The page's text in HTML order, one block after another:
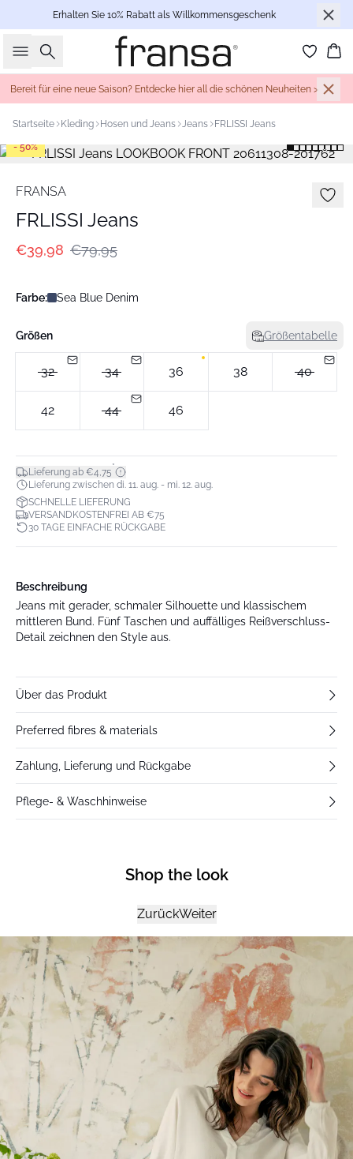
Erhalten Sie 10% Rabatt als Willkommensgeschenk
Suche
Bereit für eine neue Saison? Entdecke hier all die schönen Neuheiten >
Startseite Kleding Hosen und Jeans Jeans FRLISSI Jeans
- 50%
FRANSA
FRLISSI Jeans
€39,98 €79,95
Farbe: Sea Blue Denim
Größen Größentabelle
32 34 36 38 40
42 44 46
Lieferung ab €4,75*
Lieferung zwischen di. 11. aug. - mi. 12. aug.
SCHNELLE LIEFERUNG
VERSANDKOSTENFREI AB €75
30 TAGE EINFACHE RÜCKGABE
Beschreibung
Jeans mit gerader, schmaler Silhouette und klassischem
mittleren Bund. Fünf Taschen und auffälliges Reißverschluss-
Detail zeichnen den Style aus.
Über das Produkt
Preferred fibres & materials
Zahlung, Lieferung und Rückgabe
Pflege- & Waschhinweise
Shop the look
ZurückWeiter